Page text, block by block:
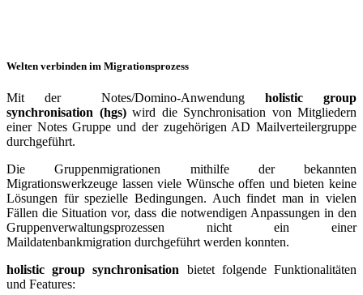
Welten verbinden im Migrationsprozess
Mit der Notes/Domino-Anwendung holistic group
synchronisation (hgs)wird die Synchronisation von Mitgliedern
einer Notes Gruppe und der zugehörigen AD Mailverteilergruppe
durchgeführt.
Die Gruppenmigrationen mithilfe der bekannten
Migrationswerkzeuge lassen viele Wünsche offen und bieten keine
Lösungen für spezielle Bedingungen. Auch findet man in vielen
Fällen die Situation vor, dass die notwendigen Anpassungen in den
Gruppenverwaltungsprozessen nicht ein einer
Maildatenbankmigration durchgeführt werden konnten.
holistic group synchronisation bietet folgende Funktionalitäten
und Features: